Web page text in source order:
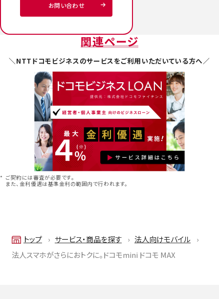
お問い合わせ
関連ページ
＼NTTドコモビジネスのサービスをご利用いただいている方へ／
ご契約には審査が必要です。
また、金利優遇は基準金利の範囲内で行われます。
トップ サービス・商品を探す
法人向けモバイル
法人スマホがさらにおトクに。ドコモmini ドコモ MAX